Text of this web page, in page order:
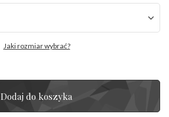
Jaki rozmiar wybrać?
Dodaj do koszyka